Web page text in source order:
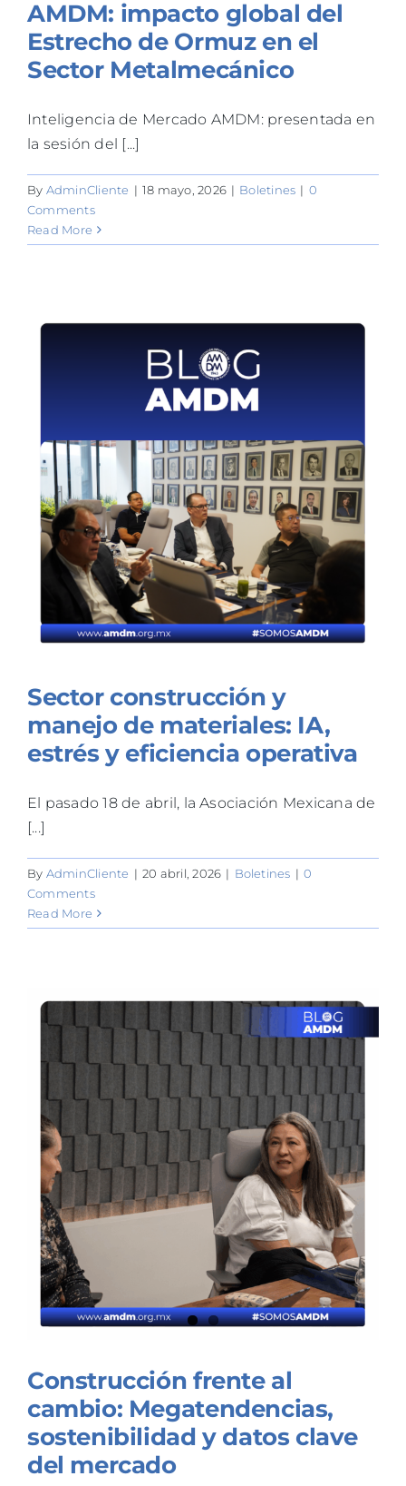
AMDM: impacto global del
Estrecho de Ormuz en el
Sector Metalmecánico
Inteligencia de Mercado AMDM: presentada en
la sesión del [...]
By AdminCliente | 18 mayo, 2026 | Boletines | 0
Comments
Read More
Sector construcción y
manejo de materiales: IA,
estrés y eficiencia operativa
El pasado 18 de abril, la Asociación Mexicana de
[...]
By AdminCliente | 20 abril, 2026 | Boletines | 0
Comments
Read More
Construcción frente al
cambio: Megatendencias,
sostenibilidad y datos clave
del mercado